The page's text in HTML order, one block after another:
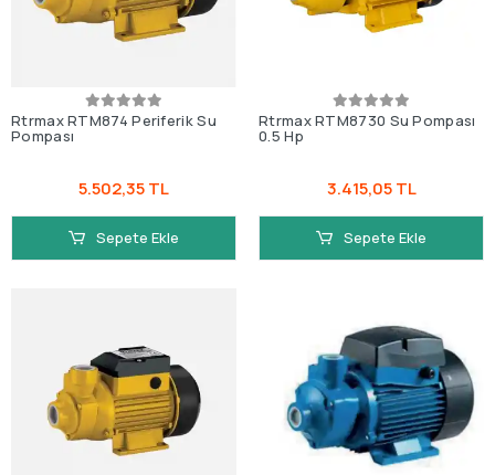
Rtrmax RTM874 Periferik Su
Pompası
5.502,35 TL
Sepete Ekle
Rtrmax RTM8730 Su Pompası
0.5 Hp
3.415,05 TL
Sepete Ekle